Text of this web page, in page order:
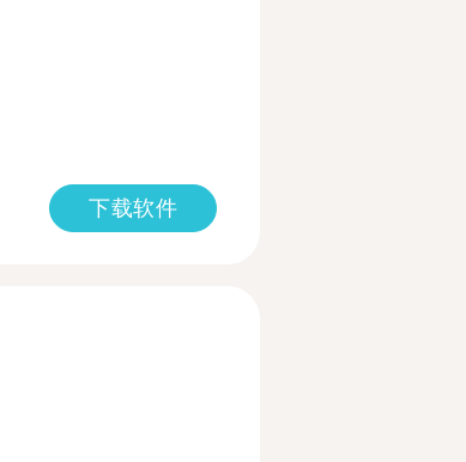
下载软件